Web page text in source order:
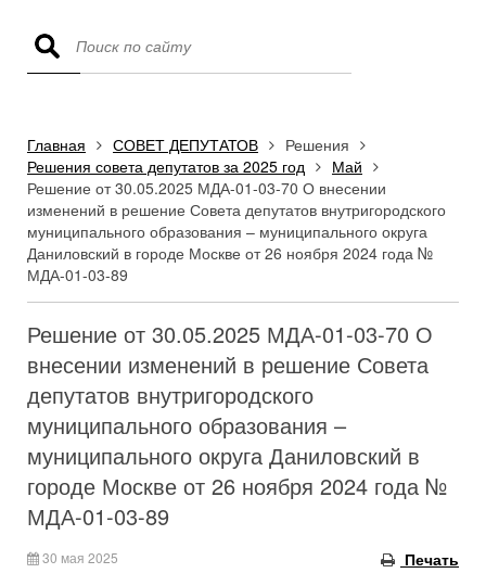
Главная СОВЕТ ДЕПУТАТОВ
Решения
Решения совета депутатов за 2025 год
Май
Решение от 30.05.2025 МДА-01-03-70 О внесении
изменений в решение Совета депутатов внутригородского
муниципального образования – муниципального округа
Даниловский в городе Москве от 26 ноября 2024 года №
МДА-01-03-89
Решение от 30.05.2025 МДА-01-03-70 О
внесении изменений в решение Совета
депутатов внутригородского
муниципального образования –
муниципального округа Даниловский в
городе Москве от 26 ноября 2024 года №
МДА-01-03-89
30 мая 2025 Печать